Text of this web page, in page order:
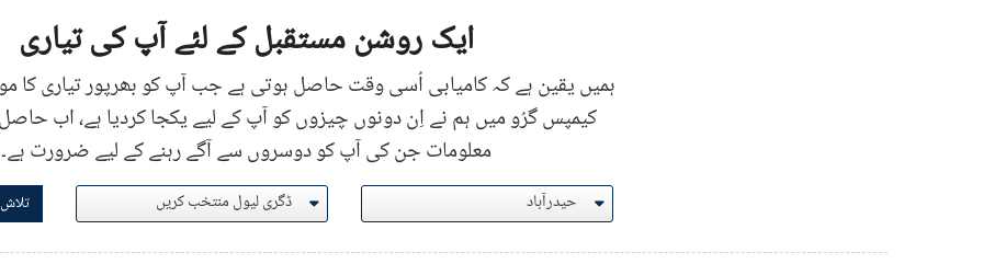
ایک روشن مستقبل کے لئے آپ کی تیاری
ہمیں یقین ہے کہ کامیابی اُسی وقت حاصل ہوتی ہے جب آپ کو بھرپور تیاری کا
کیمپس گرُو میں ہم نے اِن دونوں چیزوں کو آپ کے لیے یکجا کردیا ہے، اب
معلومات جن کی آپ کو دوسروں سے آگے رہنے کے لیے ضرورت ہے۔